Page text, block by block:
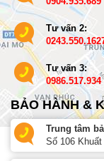
Tư vấn 2:
Tư vấn 3:
0986.517.934
BẢO HÀNH &
Trung tâm
Số 106